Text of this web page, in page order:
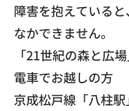
障害を抱えている
なかできません。
「21世紀の森と広
​電車でお越しの方
京成松戸線「八柱